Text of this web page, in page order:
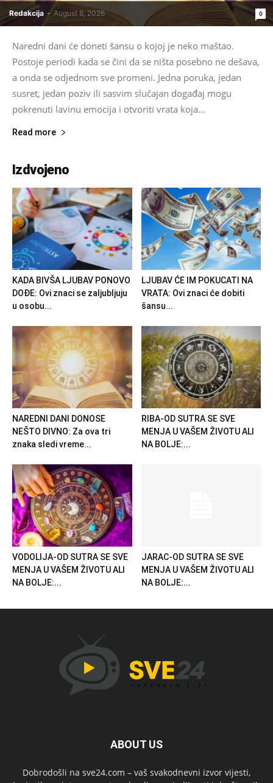
Redakcija - August 8, 2026 0
Naredni dani će doneti šansu o kojoj je neko maštao.
Postoje periodi kada se čini da se ništa posebno ne dešava,
a onda se odjednom sve promeni. Jedna poruka, jedan
susret, jedan poziv ili sasvim slučajan događaj mogu
pokrenuti lavinu emocija i otvoriti vrata koja...
Read more
Izdvojeno
KADA BIVŠA LJUBAV PONOVO
DOĐE: Ovi znaci se zaljubljuju
u osobu...
LJUBAV ĆE IM POKUCATI NA
VRATA: Ovi znaci će dobiti
šansu...
NAREDNI DANI DONOSE
NEŠTO DIVNO: Za ova tri
znaka sledi vreme...
RIBA-OD SUTRA SE SVE
MENJA U VAŠEM ŽIVOTU ALI
NA BOLJE:...
VODOLIJA-OD SUTRA SE SVE
MENJA U VAŠEM ŽIVOTU ALI
NA BOLJE:...
JARAC-OD SUTRA SE SVE
MENJA U VAŠEM ŽIVOTU ALI
NA BOLJE:...
ABOUT US
Dobrodošli na sve24.com – vaš svakodnevni izvor vijesti,